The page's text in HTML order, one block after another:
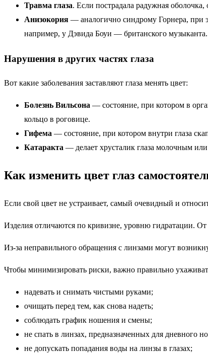
Травма глаза. Если пострадала радужная
Анизокория — аналогично синдрому Горнера, при
например, у Дэвида Боуи — британского музыканта.
Нарушения в других частях глаза
Вот какие заболевания заставляют глаза менять цвет:
Болезнь Вильсона — состояние, при котором в
кольцо в роговице.
Гифема — состояние, при котором внутри глаза
Катаракта — делает хрусталик глаза молочным
Как изменить цвет глаз
Если свой цвет не устраивает, самый очевидный и
Изделия отличаются по кривизне, уровню гидратации.
Из-за неправильного обращения с линзами могут
Чтобы минимизировать риски, важно правильно
надевать и снимать чистыми руками;
очищать перед тем, как снова надеть;
соблюдать график ношения и смены;
не спать в линзах, предназначенных для дневного
не допускать попадания воды на линзы в глазах;